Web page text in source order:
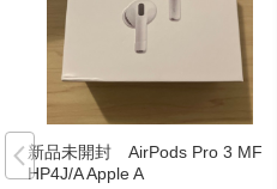
新品未開封 AirPods Pro 3 MF
HP4J/A Apple A